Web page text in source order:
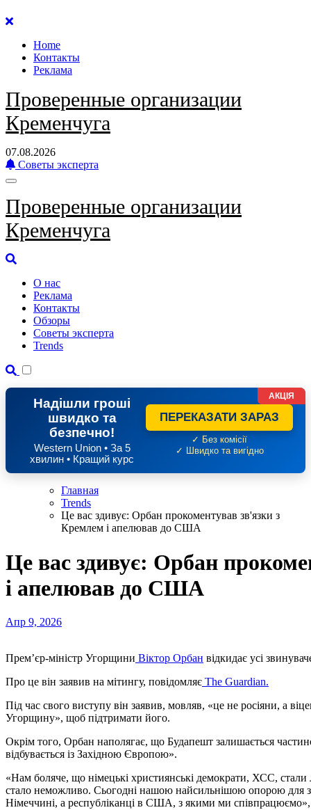
Перейти
содержанию
Home
Контакты
Реклама
Проверенные организации
Кременчуга
07.08.2026
Советы эксперта
Проверенные организации
Кременчуга
О нас
Реклама
Контакты
Обзоры
Советы эксперта
Trends
Надішли гроші
швидко та
безпечно!
Western Union • За 5
хвилин • Кращий курс
ПЕРЕКАЗАТИ ЗАРАЗ
✓ Без комісії
✓ Швидко та вигідно
АКЦІЯ
Главная
Trends
Це вас здивує: Орбан прокоментував зв'язки з
Кремлем і апелював до США
Це вас здивує: Орбан
і апелював до США
Апр 9, 2026
Прем’єр-міністр Угорщини Віктор Орбан відкидає усі
Про це він заявив на мітингу, повідомляє The Guardian.
Під час свого виступу він заявив, мовляв, «це не росіяни, а
Угорщину», щоб підтримати його.
Окрім того, Орбан наполягає, що Будапешт залишається
відбувається із Західною Європою».
«Нам боляче, що німецькі християнські демократи, ХСС,
стало неможливо. Сьогодні нашою найсильнішою опорою для
Німеччині, а республіканці в США, з якими ми співпрацюємо»,